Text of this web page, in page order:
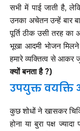
सभी में पाई जाती है,
उनका अचेतन उन्हें बार
पूर्ति ठीक उसी तरह
भूखा आदमी भोजन
हमारे
क्यों बनता है ?)
उपयुक्त वयक्ति
कुछ शोधों ने खासकर
होना या बुरा पक्ष